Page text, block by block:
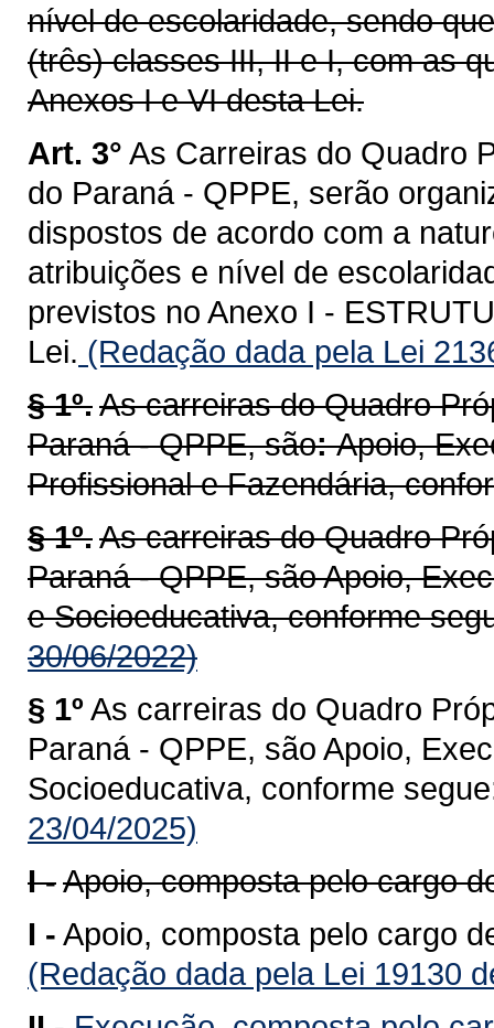
nível de escolaridade, sendo
(três) classes III, II e I, com as
Anexos I e VI desta Lei.
Art. 3° As Carreiras do Quadro
do Paraná - QPPE, serão
dispostos de acordo com a
atribuições e nível de
previstos no Anexo I -
Lei. (Redação dada pela Lei
§ 1º.As carreiras do Quadro
Paraná - QPPE, são:Apoio,
Profissional e Fazendária,
§ 1º.As carreiras do Quadro
Paraná - QPPE, são Apoio,
e Socioeducativa, conforme
30/06/2022)
§ 1º As carreiras do Quadro
Paraná - QPPE, são Apoio,
Socioeducativa, conforme
23/04/2025)
I -Apoio, composta pelo cargo
I - Apoio, composta pelo cargo
(Redação dada pela Lei 19130